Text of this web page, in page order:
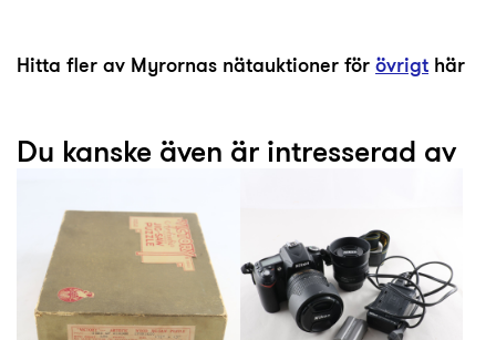
Hitta fler av Myrornas nätauktioner förövrigt här
Du kanske även är intresserad av